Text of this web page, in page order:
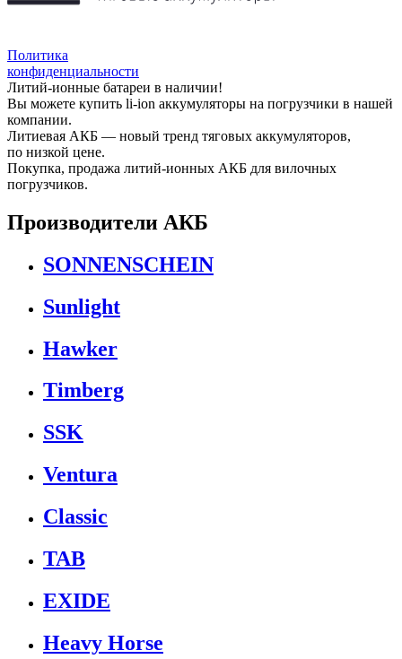
Политика
конфиденциальности
Литий-ионные батареи в наличии!
Вы можете купить li-ion аккумуляторы на погрузчики в нашей
компании.
Литиевая АКБ — новый тренд тяговых аккумуляторов,
по низкой цене.
Покупка, продажа литий-ионных АКБ для вилочных
погрузчиков.
Производители АКБ
SONNENSCHEIN
Sunlight
Hawker
Timberg
SSK
Ventura
Classic
TAB
EXIDE
Heavy Horse